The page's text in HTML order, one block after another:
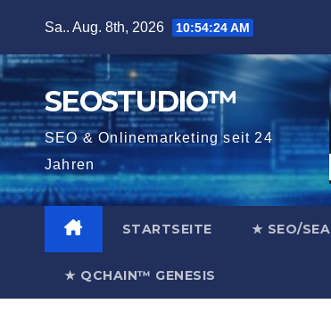
springen
Sa.. Aug. 8th, 2026 10:54:26 AM
SEOSTUDIO™
SEO & Onlinemarketing seit 24
Jahren
STARTSEITE ★ SEO/SEA
★ QCHAIN™ GENESIS